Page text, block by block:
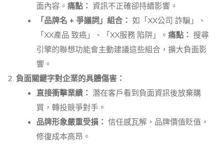
面內容。 痛點： 資訊不正確卻持續影響。
「品牌名 + 爭議詞」組合： 如「XX公司 詐騙」、
「XX產品 致癌」、「XX服務 陷阱」。 痛點： 搜尋
引擎的聯想功能會主動建議這些組合，擴大負面影
響。
負面關鍵字對企業的具體傷害：
直接衝擊業績： 潛在客戶看到負面資訊後放棄購
買，轉投競爭對手。
品牌形象嚴重受損： 信任感瓦解，品牌價值貶值，
修復成本高昂。